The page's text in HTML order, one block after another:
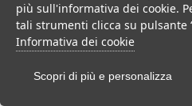
VEDI SU
più sull'informativa dei cookie.
tali strumenti clicca su pulsante
Informativa dei cookie
Scopri di più e personalizza